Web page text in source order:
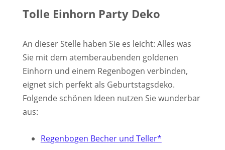
Tolle Einhorn Party Deko
An dieser Stelle haben Sie es leicht: Alles was
Sie mit dem atemberaubenden goldenen
Einhorn und einem Regenbogen verbinden,
eignet sich perfekt als Geburtstagsdeko.
Folgende schönen Ideen nutzen Sie wunderbar
aus:
Regenbogen Becher und Teller*